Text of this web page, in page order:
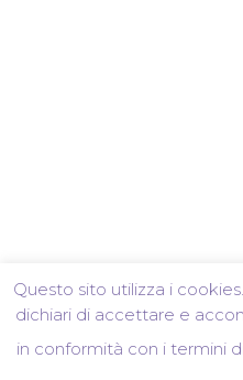
Questo sito utilizza i
dichiari di accettare e
in conformità con i termini